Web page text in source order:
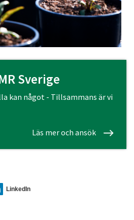
Sverige
kan något - Tillsammans är vi
Läs mer och ansök
LinkedIn